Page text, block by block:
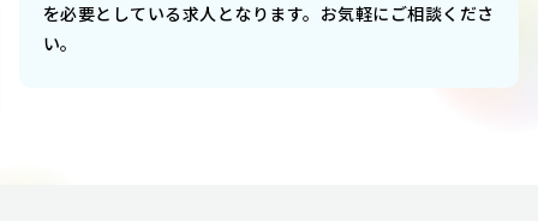
を必要としている求人となります。お気軽にご相談くださ
い。